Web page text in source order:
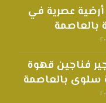
عصرية في
فناجين قهوة
بالعاصمة